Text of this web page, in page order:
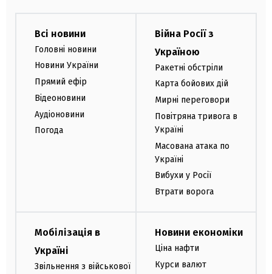
Всі новини
Головні новини
Новини України
Прямий ефір
Відеоновини
Аудіоновини
Погода
Війна Росії з
Україною
Ракетні обстріли
Карта бойових дій
Мирні переговори
Повітряна тривога в
Україні
Масована атака по
Україні
Вибухи у Росії
Втрати ворога
Мобілізація в
Україні
Звільнення з військової
Новини економіки
Ціна нафти
Курси валют